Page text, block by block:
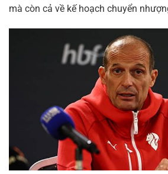
mà còn cả về kế hoạch chuyển